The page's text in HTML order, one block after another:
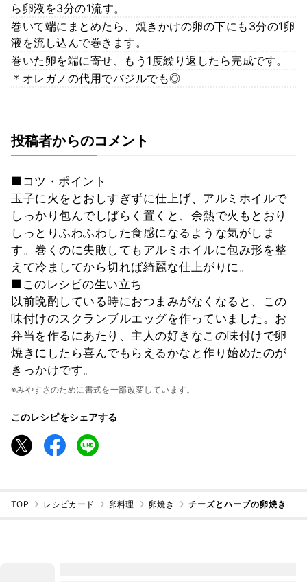
ら卵液を3分の1流す。
巻いて端にまとめたら、焼きかけの卵の下にも3分の1卵
液を流し込んで巻きます。
巻いた卵を端に寄せ、もう1度繰り返したら完成です。
＊オレガノの代用でバジルでも◎
投稿者からのコメント
■コツ・ポイント
玉子に火をとおしすぎずに仕上げ、アルミホイルで
しっかり包んでしばらく置くと、余熱で火もとおり
しっとりふわふわした食感になるような気がしま
す。巻くのに失敗してもアルミホイルに包み形を整
えて冷ましてから切れば綺麗な仕上がりに。
■このレシピの生い立ち
以前晩酌している時におつまみがなくなると、この
味付けのスクランブルエッグを作っていました。お
弁当を作るにあたり、主人の好きなこの味付けで卵
焼きにしたら喜んでもらえるかなと作り始めたのが
きっかけです。
※みやすさのために書式を一部改変しています。
このレシピをシェアする
TOP レシピカード 卵料理 卵焼き チーズとハーブの卵焼き